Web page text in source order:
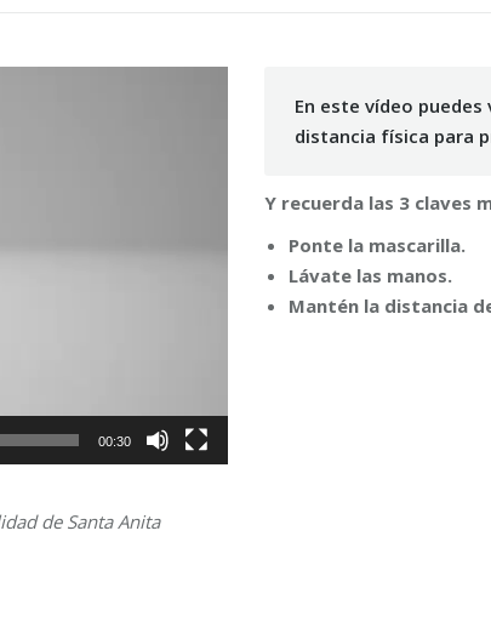
00:30
de Santa Anita
En este vídeo
distancia física para
Y recuerda las 3 claves
Ponte la mascarilla.
Lávate las manos.
Mantén la distancia